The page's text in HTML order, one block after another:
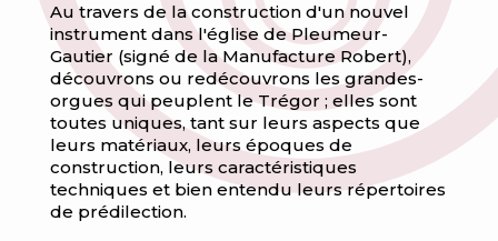
Au travers de la construction d'un nouvel
instrument dans l'église de Pleumeur-
Gautier (signé de la Manufacture Robert),
découvrons ou redécouvrons les grandes-
orgues qui peuplent le Trégor ; elles sont
toutes uniques, tant sur leurs aspects que
leurs matériaux, leurs époques de
construction, leurs caractéristiques
techniques et bien entendu leurs répertoires
de prédilection.